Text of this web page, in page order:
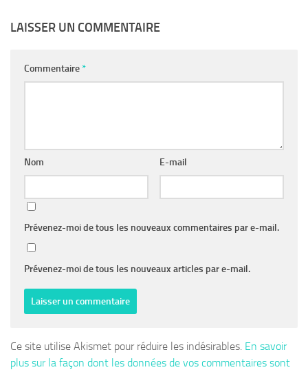
LAISSER UN COMMENTAIRE
Commentaire*
Nom E-mail
Prévenez-moi de tous les nouveaux commentaires par e-mail.
Prévenez-moi de tous les nouveaux articles par e-mail.
Ce site utilise Akismet pour réduire les indésirables. En savoir
plus sur la façon dont les données de vos commentaires sont